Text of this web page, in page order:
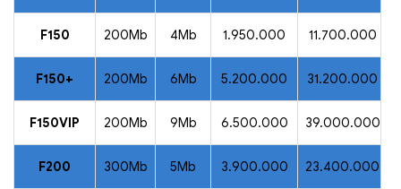
F150 200Mb 4Mb 1.950.000 11.700.000
F150+ 200Mb 6Mb 5.200.000 31.200.000
F150VIP 200Mb 9Mb 6.500.000 39.000.000
F200 300Mb 5Mb 3.900.000 23.400.000